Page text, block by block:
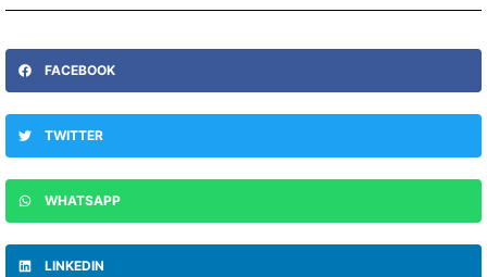
FACEBOOK
TWITTER
WHATSAPP
LINKEDIN